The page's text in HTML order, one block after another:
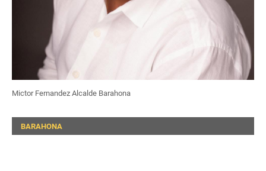
Mictor Fernandez Alcalde Barahona
BARAHONA